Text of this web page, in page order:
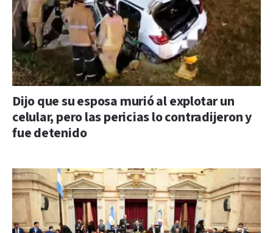
Dijo que su esposa murió al explotar un
celular, pero las pericias lo contradijeron y
fue detenido